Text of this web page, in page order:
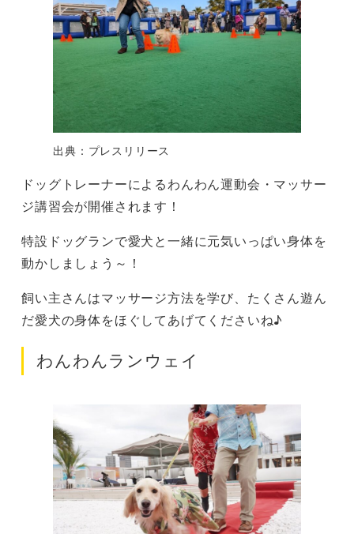
出典：プレスリリース
ドッグトレーナーによるわんわん運動会・マッサー
ジ講習会が開催されます！
特設ドッグランで愛犬と一緒に元気いっぱい身体を
動かしましょう～！
飼い主さんはマッサージ方法を学び、たくさん遊ん
だ愛犬の身体をほぐしてあげてくださいね♪
わんわんランウェイ